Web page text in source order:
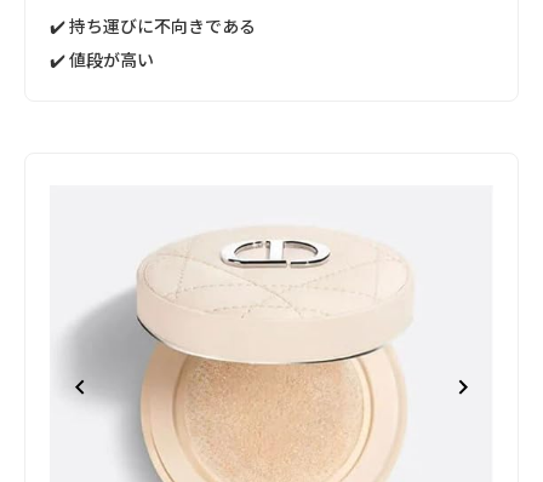
✔️ 持ち運びに不向きである
✔️ 値段が高い